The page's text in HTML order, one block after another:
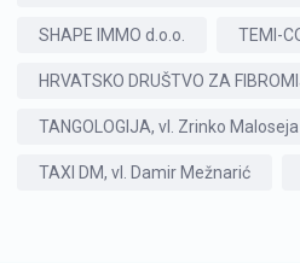
SHAPE IMMO d.o.o. TEMI-
HRVATSKO DRUŠTVO ZA
TANGOLOGIJA, vl. Zrinko Maloseja
TAXI DM, vl. Damir Mežnarić